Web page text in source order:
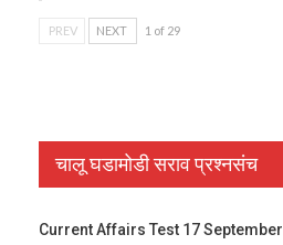
PREV NEXT 1 of 29
चालू घडामोडी सराव प्रश्नसंच
Current Affairs Test 17